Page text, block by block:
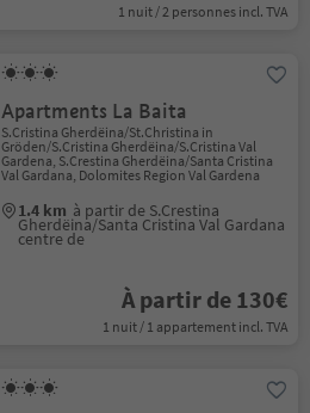
1 nuit / 2 personnes incl. TVA
Apartments La Baita
S.Cristina Gherdëina/St.Christina in
Gröden/S.Cristina Gherdëina/S.Cristina Val
Gardena, S.Crestina Gherdëina/Santa Cristina
Val Gardana, Dolomites Region Val Gardena
1.4 km à partir de S.Crestina
Gherdëina/Santa Cristina Val Gardana
centre de
À partir de 130€
1 nuit / 1 appartement incl. TVA